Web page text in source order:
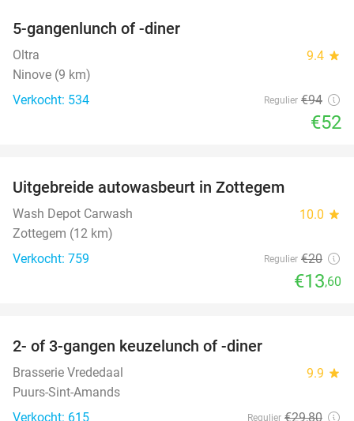
5-gangenlunch of -diner
Oltra 9.4 star
Ninove (9 km)
Verkocht: 534
Regulier €94
€52
Uitgebreide autowasbeurt in Zottegem
Wash Depot Carwash 10.0 star
Zottegem (12 km)
Verkocht: 759
Regulier €20
€13,60
2- of 3-gangen keuzelunch of -diner
Brasserie Vrededaal 9.9 star
Puurs-Sint-Amands
Verkocht: 615
Regulier €29,80